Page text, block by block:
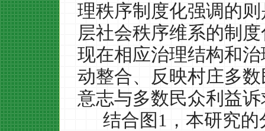
理秩序制度化强调的
层社会秩序维系的制
现在相应治理结构和
动整合、反映村庄多
意志与多数民众利益
结合图1，本研究的